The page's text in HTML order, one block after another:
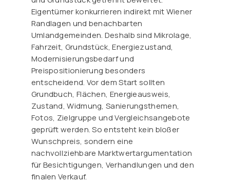
Eigentümer konkurrieren indirekt mit Wiener
Randlagen und benachbarten
Umlandgemeinden. Deshalb sind Mikrolage,
Fahrzeit, Grundstück, Energiezustand,
Modernisierungsbedarf und
Preispositionierung besonders
entscheidend. Vor dem Start sollten
Grundbuch, Flächen, Energieausweis,
Zustand, Widmung, Sanierungsthemen,
Fotos, Zielgruppe und Vergleichsangebote
geprüft werden. So entsteht kein bloßer
Wunschpreis, sondern eine
nachvollziehbare Marktwertargumentation
für Besichtigungen, Verhandlungen und den
finalen Verkauf.